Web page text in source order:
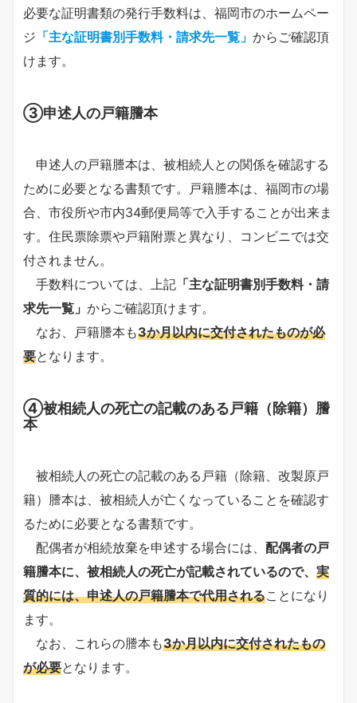
必要な証明書類の発行手数料は、福岡市のホームペー
ジ 「主な証明書別手数料・請求先一覧」 からご確認頂
けます。
③申述人の戸籍謄本
申述人の戸籍謄本は、被相続人との関係を確認する
ために必要となる書類です。戸籍謄本は、福岡市の場
合、市役所や市内34郵便局等で入手することが出来ま
す。住民票除票や戸籍附票と異なり、コンビニでは交
付されません。
手数料については、上記 「主な証明書別手数料・請
求先一覧」 からご確認頂けます。
なお、戸籍謄本も3か月以内に交付されたものが必
要となります。
④被相続人の死亡の記載のある戸籍（除籍）謄
本
被相続人の死亡の記載のある戸籍（除籍、改製原戸
籍）謄本は、被相続人が亡くなっていることを確認す
るために必要となる書類です。
配偶者が相続放棄を申述する場合には、 配偶者の戸
籍謄本に、被相続人の死亡が記載されているので、 実
質的には、申述人の戸籍謄本で代用されることになり
ます。
なお、これらの謄本も3か月以内に交付されたもの
が必要となります。